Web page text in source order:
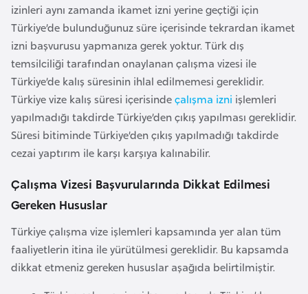
izinleri aynı zamanda ikamet izni yerine geçtiği için
Türkiye’de bulunduğunuz süre içerisinde tekrardan ikamet
izni başvurusu yapmanıza gerek yoktur. Türk dış
temsilciliği tarafından onaylanan çalışma vizesi ile
Türkiye’de kalış süresinin ihlal edilmemesi gereklidir.
Türkiye vize kalış süresi içerisindeçalışma izni işlemleri
yapılmadığı takdirde Türkiye’den çıkış yapılması gereklidir.
Süresi bitiminde Türkiye’den çıkış yapılmadığı takdirde
cezai yaptırım ile karşı karşıya kalınabilir.
Çalışma Vizesi Başvurularında Dikkat Edilmesi
Gereken Hususlar
Türkiye çalışma vize işlemleri kapsamında yer alan tüm
faaliyetlerin itina ile yürütülmesi gereklidir. Bu kapsamda
dikkat etmeniz gereken hususlar aşağıda belirtilmiştir.
n
B
o
s
n
a
H
e
s
e
k
B